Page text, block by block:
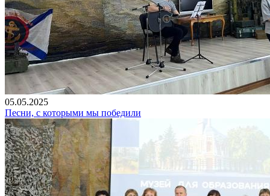
05.05.2025
Песни, с которыми мы победили